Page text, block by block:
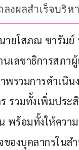
งผลสำเร็จบริ
ายโสภณ ซารัม
นเลขาธิการสภ
รวมการดำเนิ
รวมทั้งเพิ่มปร
พร้อมทั้งให้ค
องบุคลากรในส